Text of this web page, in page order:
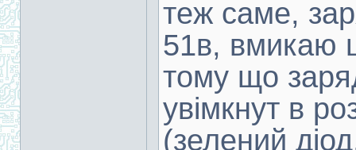
теж саме,
51в, вмикаю
тому що
увімкнут в
(зелений